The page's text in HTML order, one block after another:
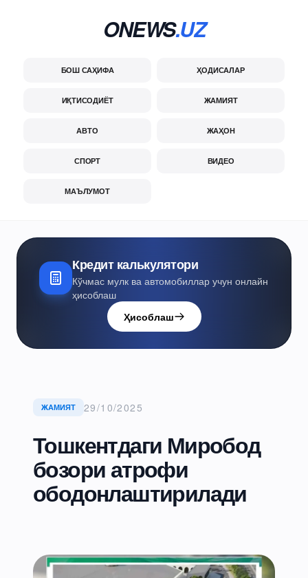
ONEWS.UZ
БОШ САҲИФА ҲОДИСАЛАР
ИҚТИСОДИЁТ ЖАМИЯТ
АВТО ЖАҲОН
СПОРТ ВИДЕО
МАЪЛУМОТ
Кредит калькулятори
Кўчмас мулк ва автомобиллар учун онлайн
ҳисоблаш
Ҳисоблаш
ЖАМИЯТ 29/10/2025
Тошкентдаги Миробод
бозори атрофи
ободонлаштирилади